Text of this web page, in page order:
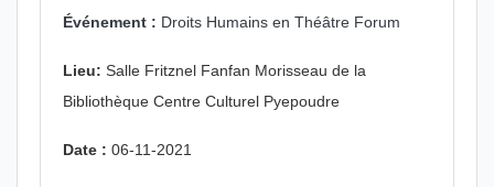
Événement : Droits Humains en Théâtre Forum
Lieu: Salle Fritznel Fanfan Morisseau de la
Bibliothèque Centre Culturel Pyepoudre
Date : 06-11-2021